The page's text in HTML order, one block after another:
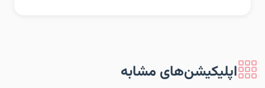
اپلیکیشن‌های مشابه